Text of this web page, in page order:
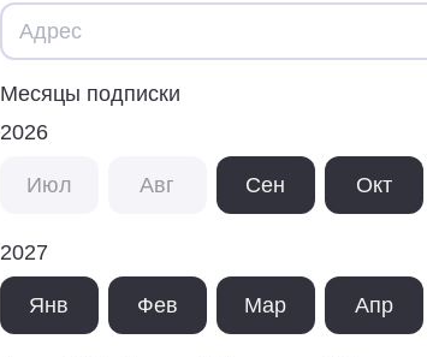
Месяцы подписки
2026
Июл Авг Сен Окт
2027
Янв Фев Мар Апр